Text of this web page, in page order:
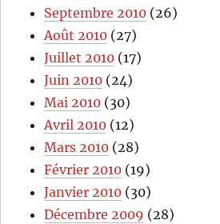
Septembre 2010 (26)
Août 2010 (27)
Juillet 2010 (17)
Juin 2010 (24)
Mai 2010 (30)
Avril 2010 (12)
Mars 2010 (28)
Février 2010 (19)
Janvier 2010 (30)
Décembre 2009 (28)